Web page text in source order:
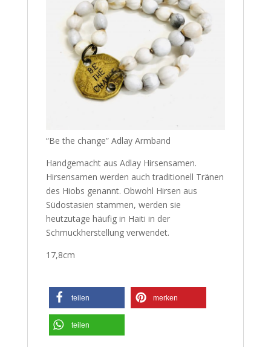
“Be the change” Adlay Armband
Handgemacht aus Adlay Hirsensamen.
Hirsensamen werden auch traditionell Tränen
des Hiobs genannt. Obwohl Hirsen aus
Südostasien stammen, werden sie
heutzutage häufig in Haiti in der
Schmuckherstellung verwendet.
17,8cm
teilen merken
teilen